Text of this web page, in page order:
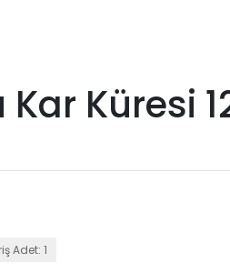
Küresi
Adet: 1